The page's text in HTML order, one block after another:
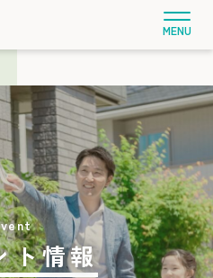
MENU
ト情報